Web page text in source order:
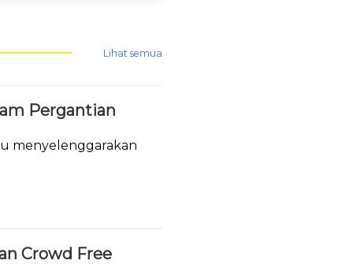
Lihat semua
Pergantian
menyelenggarakan
Crowd Free